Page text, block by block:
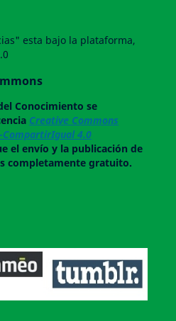
esta bajo la plataforma,
Conocimiento se
Creative Commons
4.0
el envío y la publicación de
completamente gratuito.